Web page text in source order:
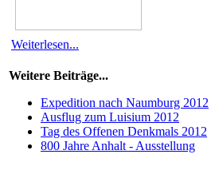
Weiterlesen...
Weitere Beiträge...
Expedition nach Naumburg 2012
Ausflug zum Luisium 2012
Tag des Offenen Denkmals 2012
800 Jahre Anhalt - Ausstellung